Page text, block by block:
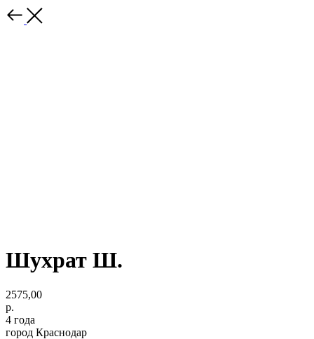
Шухрат Ш.
2575,00
р.
4 года
город Краснодар